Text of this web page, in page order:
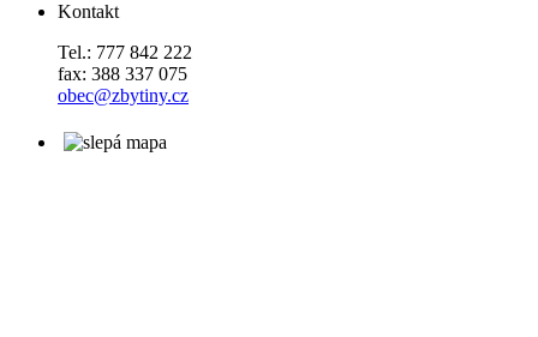
Kontakt
Tel.: 777 842 222
fax: 388 337 075
obec@zbytiny.cz